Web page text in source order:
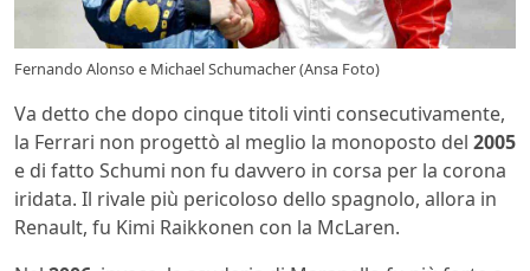
Fernando Alonso e Michael Schumacher (Ansa Foto)
Va detto che dopo cinque titoli vinti consecutivamente,
la Ferrari non progettò al meglio la monoposto del 2005
e di fatto Schumi non fu davvero in corsa per la corona
iridata. Il rivale più pericoloso dello spagnolo, allora in
Renault, fu Kimi Raikkonen con la McLaren.